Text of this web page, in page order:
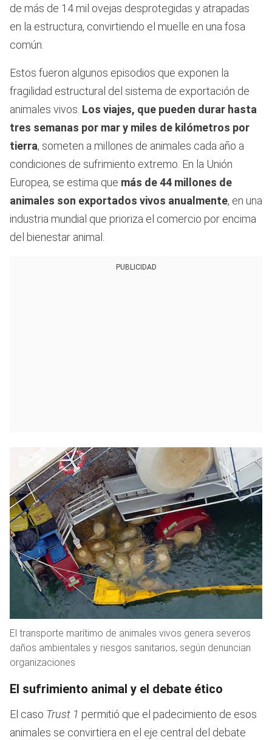
de más de 14 mil ovejas desprotegidas y atrapadas
en la estructura, convirtiendo el muelle en una fosa
común.
Estos fueron algunos episodios que exponen la
fragilidad estructural del sistema de exportación de
animales vivos. Los viajes, que pueden durar hasta
tres semanas por mar y miles de kilómetros por
tierra, someten a millones de animales cada año a
condiciones de sufrimiento extremo. En la Unión
Europea, se estima que más de 44 millones de
animales son exportados vivos anualmente, en una
industria mundial que prioriza el comercio por encima
del bienestar animal.
PUBLICIDAD
El transporte marítimo de animales vivos genera severos
daños ambientales y riesgos sanitarios, según denuncian
organizaciones
El sufrimiento animal y el debate ético
El caso Trust 1 permitió que el padecimiento de esos
animales se convirtiera en el eje central del debate